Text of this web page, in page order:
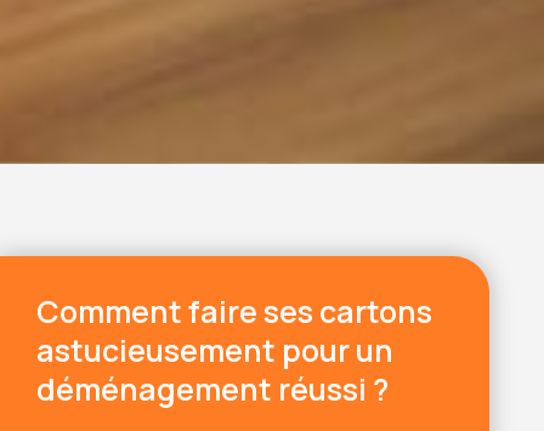
Comment faire ses cartons
astucieusement pour un
déménagement réussi ?